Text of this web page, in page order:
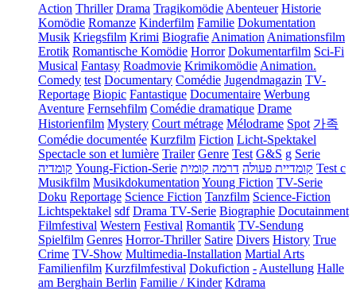
Action Thriller Drama Tragikomödie Abenteuer Historie
Komödie Romanze Kinderfilm Familie Dokumentation
Musik Kriegsfilm Krimi Biografie Animation Animationsfilm
Erotik Romantische Komödie Horror Dokumentarfilm Sci-Fi
Musical Fantasy Roadmovie Krimikomödie Animation.
Comedy test Documentary Comédie Jugendmagazin TV-
Reportage Biopic Fantastique Documentaire Werbung
Aventure Fernsehfilm Comédie dramatique Drame
Historienfilm Mystery Court métrage Mélodrame Spot 가족
Comédie documentée Kurzfilm Fiction Licht-Spektakel
Spectacle son et lumière Trailer Genre Test G&S g Serie
קומדיה Young-Fiction-Serie קומדיית פעולה דרמה קומית
Test c
Musikfilm Musikdokumentation Young Fiction TV-Serie
Doku Reportage Science Fiction Tanzfilm Science-Fiction
Lichtspektakel sdf Drama TV-Serie Biographie Docutainment
Filmfestival Western Festival Romantik TV-Sendung
Spielfilm Genres Horror-Thriller Satire Divers History True
Crime TV-Show Multimedia-Installation Martial Arts
Familienfilm Kurzfilmfestival Dokufiction - Austellung Halle
am Berghain Berlin Familie / Kinder Kdrama